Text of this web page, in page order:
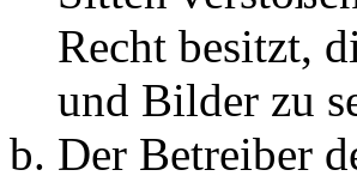
Recht besitzt,
und Bilder zu
Der Betreiber